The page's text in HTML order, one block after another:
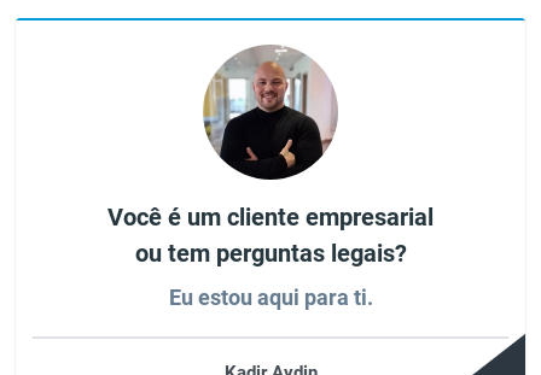
Você é um cliente empresarial
ou tem perguntas legais?
Eu estou aqui para ti.